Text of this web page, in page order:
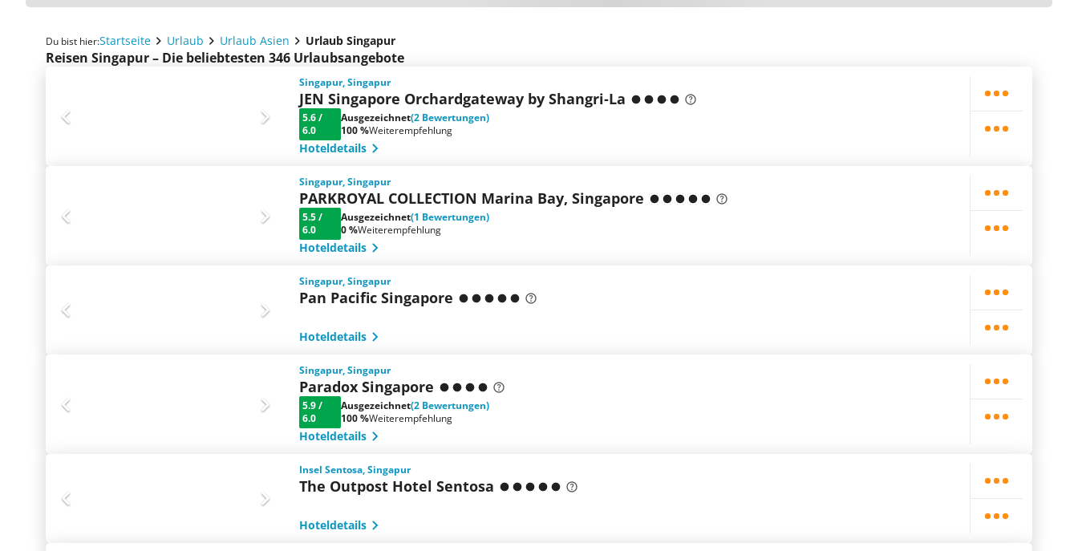
Du bist hier:Startseite Urlaub Urlaub Asien Urlaub Singapur
Reisen Singapur – Die beliebtesten 346 Urlaubsangebote
Singapur, Singapur
JEN Singapore Orchardgateway by Shangri-La
5.6/
6.0
Ausgezeichnet(2 Bewertungen)
100 %Weiterempfehlung
Hoteldetails
Singapur, Singapur
PARKROYAL COLLECTION Marina Bay, Singapore
5.5/
6.0
Ausgezeichnet(1 Bewertungen)
0 %Weiterempfehlung
Hoteldetails
Singapur, Singapur
Pan Pacific Singapore
Hoteldetails
Singapur, Singapur
Paradox Singapore
5.9/
6.0
Ausgezeichnet(2 Bewertungen)
100 %Weiterempfehlung
Hoteldetails
Insel Sentosa, Singapur
The Outpost Hotel Sentosa
Hoteldetails